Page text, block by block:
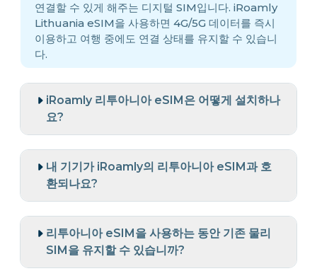
연결할 수 있게 해주는 디지털 SIM입니다. iRoamly
Lithuania eSIM을 사용하면 4G/5G 데이터를 즉시
이용하고 여행 중에도 연결 상태를 유지할 수 있습니
다.
iRoamly 리투아니아 eSIM은 어떻게 설치하나
요?
내 기기가 iRoamly의 리투아니아 eSIM과 호
환되나요?
리투아니아 eSIM을 사용하는 동안 기존 물리
SIM을 유지할 수 있습니까?